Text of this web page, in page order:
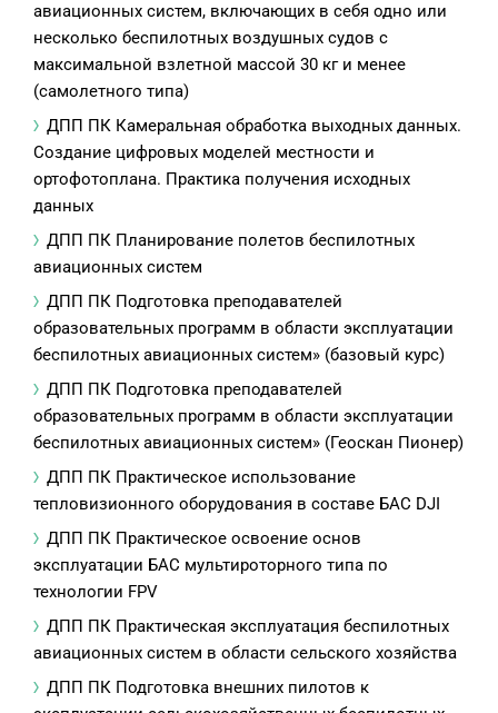
авиационных систем, включающих в себя одно или
несколько беспилотных воздушных судов с
максимальной взлетной массой 30 кг и менее
(самолетного типа)
ДПП ПК Камеральная обработка выходных данных.
Создание цифровых моделей местности и
ортофотоплана. Практика получения исходных
данных
ДПП ПК Планирование полетов беспилотных
авиационных систем
ДПП ПК Подготовка преподавателей
образовательных программ в области эксплуатации
беспилотных авиационных систем» (базовый курс)
ДПП ПК Подготовка преподавателей
образовательных программ в области эксплуатации
беспилотных авиационных систем» (Геоскан Пионер)
ДПП ПК Практическое использование
тепловизионного оборудования в составе БАС DJI
ДПП ПК Практическое освоение основ
эксплуатации БАС мультироторного типа по
технологии FPV
ДПП ПК Практическая эксплуатация беспилотных
авиационных систем в области сельского хозяйства
ДПП ПК Подготовка внешних пилотов к